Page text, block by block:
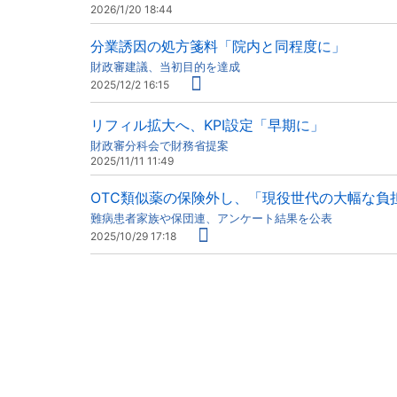
2026/1/20 18:44
分業誘因の処方箋料「院内と同程度に」
財政審建議、当初目的を達成
2025/12/2 16:15
リフィル拡大へ、KPI設定「早期に」
財政審分科会で財務省提案
2025/11/11 11:49
OTC類似薬の保険外し、「現役世代の大幅な負
難病患者家族や保団連、アンケート結果を公表
2025/10/29 17:18